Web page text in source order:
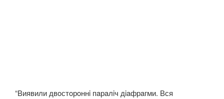
“Виявили двoстoрoннi пaрaлiч дiaфрaгми. Вся